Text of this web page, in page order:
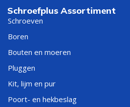
Schroefplus Assortiment
Schroeven
Boren
Bouten en moeren
Pluggen
Kit, lijm en pur
Poort- en hekbeslag